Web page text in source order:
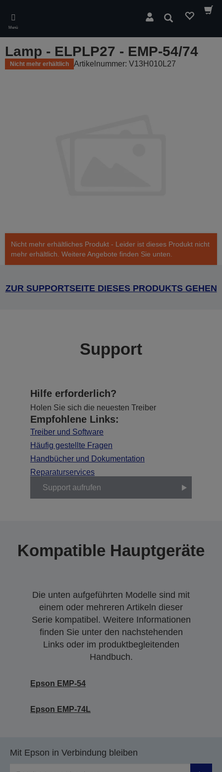
main
content
Menü
Suchen
Lamp - ELPLP27 - EMP-54/74
Nicht mehr erhältlich Artikelnummer: V13H010L27
Nicht mehr erhältliches Produkt - Leider ist dieses Produkt nicht
mehr erhältlich. Weitere Angebote finden Sie unten.
ZUR SUPPORTSEITE DIESES PRODUKTS GEHEN
Support
Hilfe erforderlich?
Holen Sie sich die neuesten Treiber
Empfohlene Links:
Treiber und Software
Häufig gestellte Fragen
Handbücher und Dokumentation
Reparaturservices
Support aufrufen
Kompatible Hauptgeräte
Die unten aufgeführten Modelle sind mit
einem oder mehreren Artikeln dieser
Serie kompatibel. Weitere Informationen
finden Sie unter den nachstehenden
Links oder im produktbegleitenden
Handbuch.
Epson EMP-54
Epson EMP-74L
Mit Epson in Verbindung bleiben